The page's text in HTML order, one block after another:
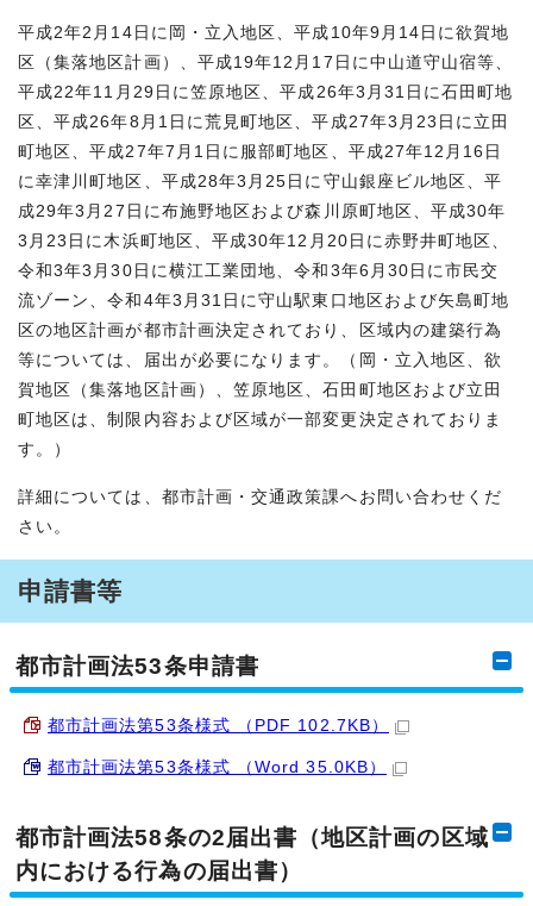
平成2年2月14日に岡・立入地区、平成10年9月14日に欲賀地
区（集落地区計画）、平成19年12月17日に中山道守山宿等、
平成22年11月29日に笠原地区、平成26年3月31日に石田町地
区、平成26年8月1日に荒見町地区、平成27年3月23日に立田
町地区、平成27年7月1日に服部町地区、平成27年12月16日
に幸津川町地区、平成28年3月25日に守山銀座ビル地区、平
成29年3月27日に布施野地区および森川原町地区、平成30年
3月23日に木浜町地区、平成30年12月20日に赤野井町地区、
令和3年3月30日に横江工業団地、令和3年6月30日に市民交
流ゾーン、令和4年3月31日に守山駅東口地区および矢島町地
区の地区計画が都市計画決定されており、区域内の建築行為
等については、届出が必要になります。（岡・立入地区、欲
賀地区（集落地区計画）、笠原地区、石田町地区および立田
町地区は、制限内容および区域が一部変更決定されておりま
す。）
詳細については、都市計画・交通政策課へお問い合わせくだ
さい。
申請書等
都市計画法53条申請書
都市計画法第53条様式 （PDF 102.7KB）
都市計画法第53条様式 （Word 35.0KB）
都市計画法58条の2届出書（地区計画の区域
内における行為の届出書）